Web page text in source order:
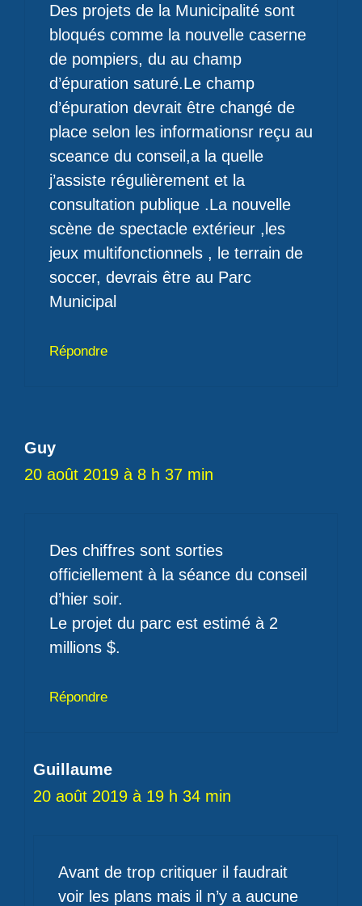
Des projets de la Municipalité sont
bloqués comme la nouvelle caserne
de pompiers, du au champ
d’épuration saturé.Le champ
d’épuration devrait être changé de
place selon les informationsr reçu au
sceance du conseil,a la quelle
j’assiste régulièrement et la
consultation publique .La nouvelle
scène de spectacle extérieur ,les
jeux multifonctionnels , le terrain de
soccer, devrais être au Parc
Municipal
Répondre
Guy
20 août 2019 à 8 h 37 min
Des chiffres sont sorties
officiellement à la séance du conseil
d’hier soir.
Le projet du parc est estimé à 2
millions $.
Répondre
Guillaume
20 août 2019 à 19 h 34 min
Avant de trop critiquer il faudrait
voir les plans mais il n’y a aucune